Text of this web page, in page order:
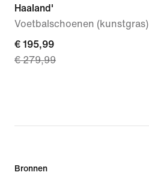
Haaland'
Voetbalschoenen (kunstgras)
current
price
€ 279,99
€ 195,99
€ 279,99
Bronnen